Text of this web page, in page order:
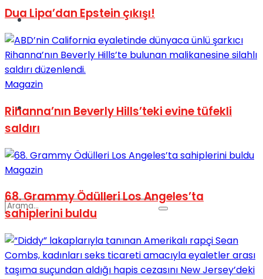
Spor
Podcast
Dua Lipa’dan Epstein çıkışı!
Magazin
Rihanna’nın Beverly Hills’teki evine tüfekli
saldırı
Magazin
68. Grammy Ödülleri Los Angeles’ta
sahiplerini buldu